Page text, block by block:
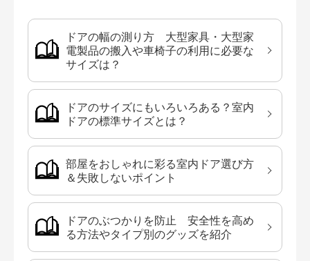
ドアの幅の測り方 大型家具・大型家
電製品の搬入や車椅子の利用に必要な
サイズは？
ドアのサイズにもいろいろある？室内
ドアの標準サイズとは？
部屋をおしゃれに彩る室内ドア選び方
＆失敗しないポイント
ドアのぶつかりを防止 安全性を高め
る方法やタイプ別のグッズを紹介